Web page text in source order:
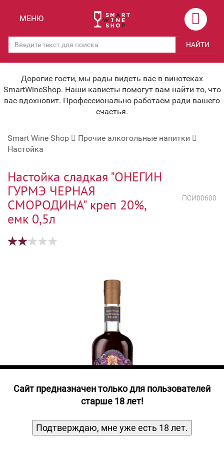
Скидки
Мероприятия
Корпоративным клиентам
Под заказ
Наша команда
关于我们
Вино крепленое
Вино игристое и Шампанское
Вино безалкогольное
Бренди, Коньяк, Арманьяк
Пиво и слабоалк. напитки
Ликер
Прочие алкогольные напитки
Продукты, Посуда, Аксессуары
МЕНЮ
НАЙТИ
Дорогие гости, мы рады видеть вас в винотеках
SmartWineShop. Наши кависты помогут вам найти то, что
вас вдохновит. Профессионально работаем ради вашего
счастья.
Smart Wine Shop
Прочие алкогольные напитки
Настойка
Настойка сладкая "ОНЕГИН
ГУРМЭ ЧЕРНАЯ
СМОРОДИНА" креп 20%,
емк 0,5л
ПСИ00600
Cайт предназначен только для пользователей
старше 18 лет!
Подтверждаю, мне уже есть 18 лет.